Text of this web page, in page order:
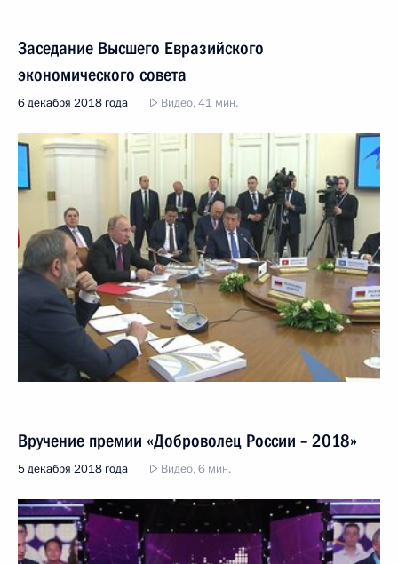
Заседание Высшего Евразийского
экономического совета
6 декабря 2018 года Видео, 41 мин.
Вручение премии «Доброволец России – 2018»
5 декабря 2018 года Видео, 6 мин.